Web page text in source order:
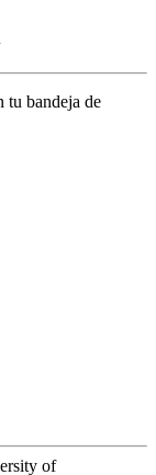
tu bandeja de
of